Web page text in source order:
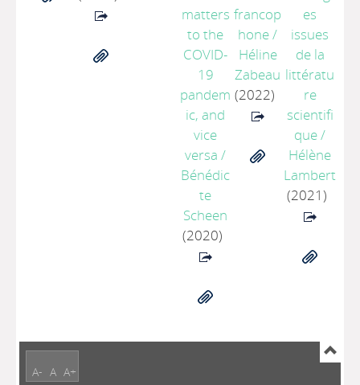
matters
to the
COVID-
19
pandem
ic, and
vice
versa /
Bénédic
te
Scheen
(2020)
francop
hone/
Héline
Zabeau
(2022)
es
issues
de la
littératu
re
scientifi
que/
Hélène
Lambert
(2021)
A- A A+